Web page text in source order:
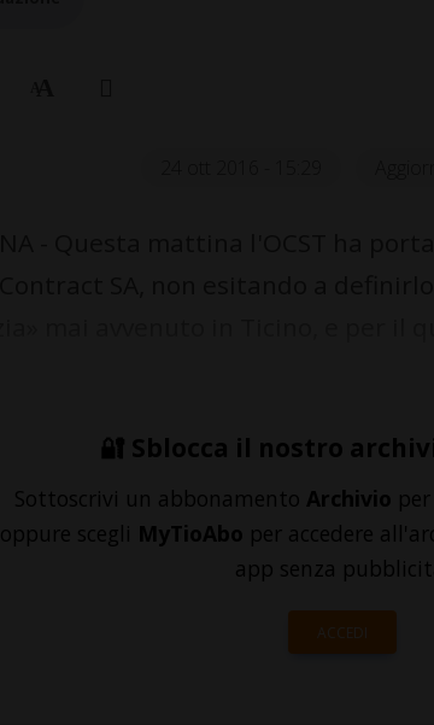
🔐 Sblocca il nostro
Sottoscrivi un abbonamento Archivio
oppure scegli MyTioAbo per accedere
app senza
ACCEDI